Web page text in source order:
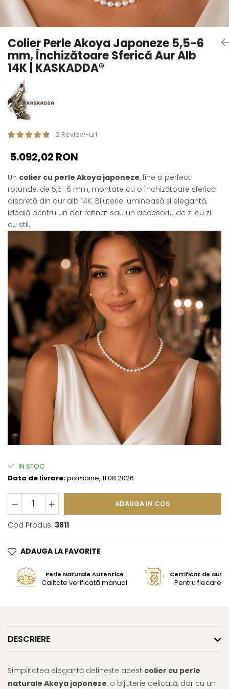
Seturi Perle cu Argint
Brățări cu Perle
Pandantive cu Perle
Brose cu Perle
Colier Perle Akoya Japoneze 5,5-6
mm, Închizătoare Sferică Aur Alb
14K | KASKADDA®
2 Review-uri
5.092,02 RON
Un colier cu perle Akoya japoneze, fine și perfect
rotunde, de 5,5–6 mm, montate cu o închizătoare sferică
discretă din aur alb 14K. Bijuterie luminoasă și elegantă,
ideală pentru un dar rafinat sau un accesoriu de zi cu zi
cu stil.
IN STOC
Data de livrare:poimaine, 11.08.2026
ADAUGA IN COS
Cod Produs: 3811
ADAUGA LA FAVORITE
Perle Naturale Autentice
Calitate verificată manual
Certificat de
Pentru fiecare
DESCRIERE
Simplitatea elegantă definește acest colier cu perle
naturale Akoya japoneze, o bijuterie delicată, dar cu un